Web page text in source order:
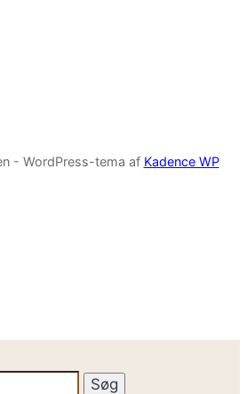
- WordPress-tema af Kadence WP